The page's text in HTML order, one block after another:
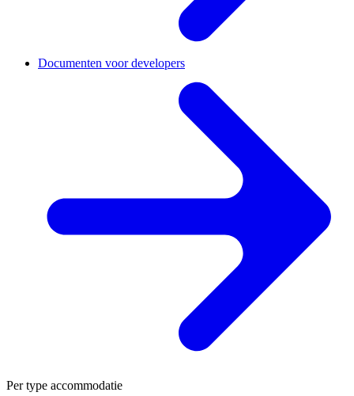
Documenten voor developers
Per type accommodatie